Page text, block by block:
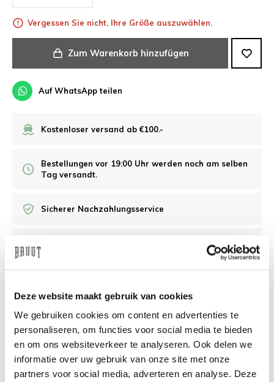
Deze website maakt gebruik van cookies
We gebruiken cookies om content en advertenties te
personaliseren, om functies voor social media te bieden
en om ons websiteverkeer te analyseren. Ook delen we
informatie over uw gebruik van onze site met onze
partners voor social media, adverteren en analyse. Deze
Vergessen Sie nicht, Ihre Größe auszuwählen.
Zum Warenkorb hinzufügen
Auf WhatsApp teilen
Kostenloser versand ab €100.-
Bestellungen vor 19:00 Uhr werden noch am selben
Tag versandt.
Sicherer Nachzahlungsservice
Brauchen Sie Hilfe?Wir helfen Ihnen gerne
weiter
info@bruut.nl Live-Chat Whatsapp
Über dieses Produkt